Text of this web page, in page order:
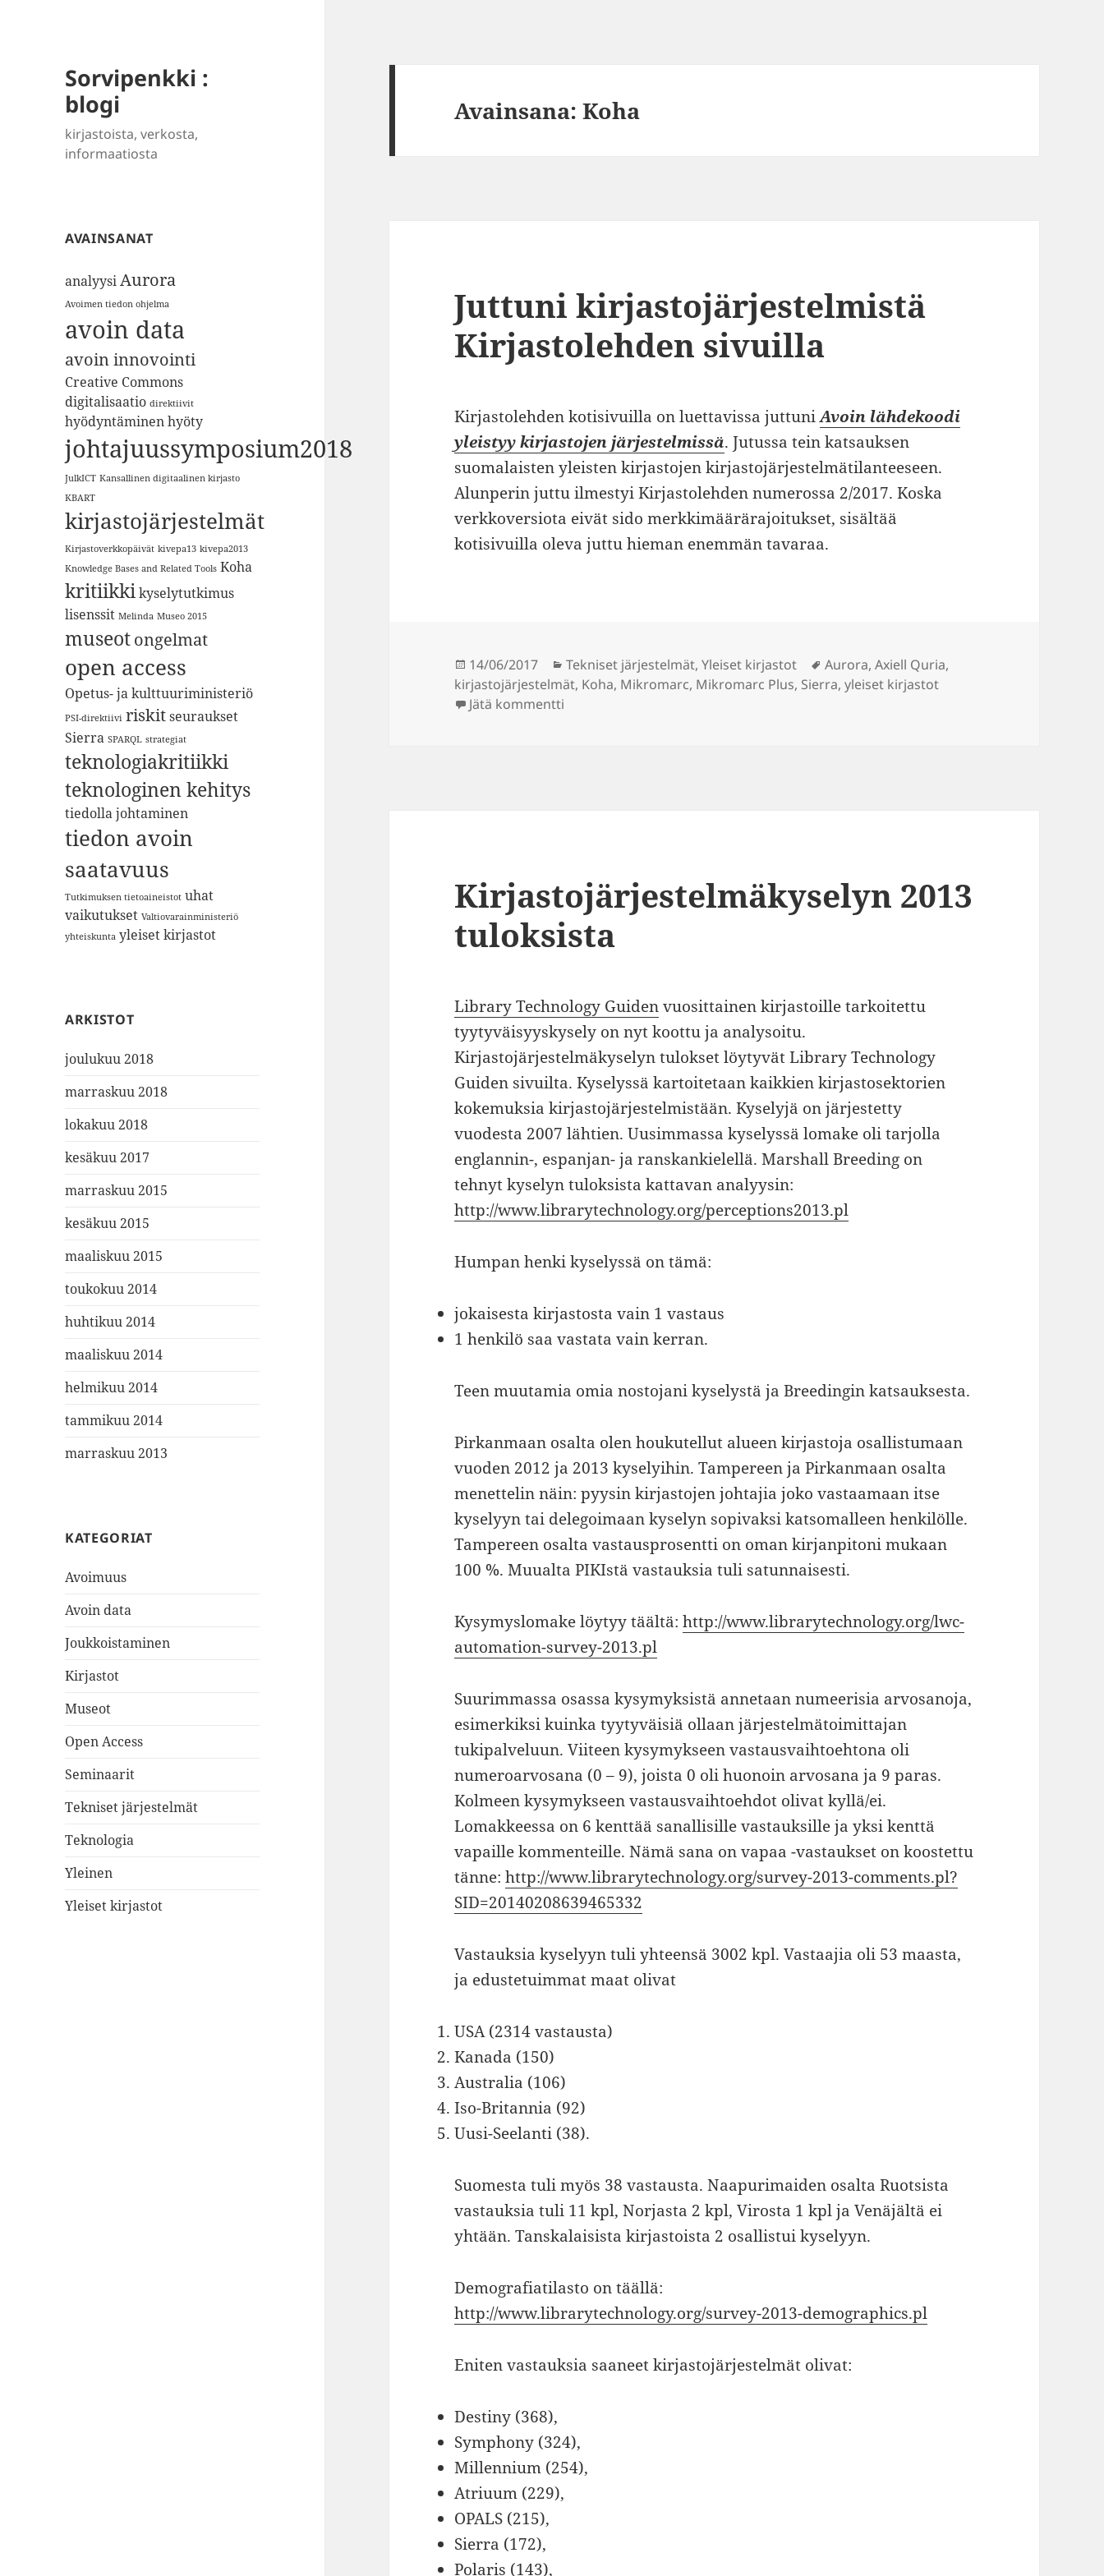
Sorvipenkki :
blogi
kirjastoista, verkosta,
informaatiosta
AVAINSANAT
analyysiAurora
Avoimen tiedon ohjelma
avoin data
avoin innovointi
Creative Commons
digitalisaatio direktiivit
hyödyntäminenhyöty
johtajuussymposium2018
JulkICT Kansallinen digitaalinen kirjasto
KBART
kirjastojärjestelmät
Kirjastoverkkopäivät kivepa13 kivepa2013
Knowledge Bases and Related Tools Koha
kritiikkikyselytutkimus
lisenssit Melinda Museo 2015
museotongelmat
open access
Opetus- ja kulttuuriministeriö
PSI-direktiivi riskitseuraukset
Sierra SPARQL strategiat
teknologiakritiikki
teknologinen kehitys
tiedolla johtaminen
tiedon avoin
saatavuus
Tutkimuksen tietoaineistot uhat
vaikutukset Valtiovarainministeriö
yhteiskunta yleiset kirjastot
ARKISTOT
joulukuu 2018
marraskuu 2018
lokakuu 2018
kesäkuu 2017
marraskuu 2015
kesäkuu 2015
maaliskuu 2015
toukokuu 2014
huhtikuu 2014
maaliskuu 2014
helmikuu 2014
tammikuu 2014
marraskuu 2013
KATEGORIAT
Avoimuus
Avoin data
Joukkoistaminen
Kirjastot
Museot
Open Access
Seminaarit
Tekniset järjestelmät
Teknologia
Yleinen
Yleiset kirjastot
Avainsana:Koha
Juttuni kirjastojärjestelmistä
Kirjastolehden sivuilla
Kirjastolehden kotisivuilla on luettavissa juttuniAvoin lähdekoodi
yleistyy kirjastojen järjestelmissä. Jutussa tein katsauksen
suomalaisten yleisten kirjastojen kirjastojärjestelmätilanteeseen.
Alunperin juttu ilmestyi Kirjastolehden numerossa 2/2017. Koska
verkkoversiota eivät sido merkkimäärärajoitukset, sisältää
kotisivuilla oleva juttu hieman enemmän tavaraa.
Julkaistu
14/06/2017 Kategoriat
Tekniset järjestelmät,Yleiset kirjastot Avainsanat
Aurora,Axiell Quria,
kirjastojärjestelmät, Koha, Mikromarc, Mikromarc Plus, Sierra,yleiset kirjastot
Jätä kommentti
Kirjastojärjestelmäkyselyn 2013
tuloksista
Library Technology Guidenvuosittainen kirjastoille tarkoitettu
tyytyväisyyskysely on nyt koottu ja analysoitu.
Kirjastojärjestelmäkyselyn tulokset löytyvät Library Technology
Guiden sivuilta. Kyselyssä kartoitetaan kaikkien kirjastosektorien
kokemuksia kirjastojärjestelmistään. Kyselyjä on järjestetty
vuodesta 2007 lähtien. Uusimmassa kyselyssä lomake oli tarjolla
englannin-, espanjan- ja ranskankielellä. Marshall Breeding on
tehnyt kyselyn tuloksista kattavan analyysin:
http://www.librarytechnology.org/perceptions2013.pl
Humpan henki kyselyssä on tämä:
jokaisesta kirjastosta vain 1 vastaus
1 henkilö saa vastata vain kerran.
Teen muutamia omia nostojani kyselystä ja Breedingin katsauksesta.
Pirkanmaan osalta olen houkutellut alueen kirjastoja osallistumaan
vuoden 2012 ja 2013 kyselyihin. Tampereen ja Pirkanmaan osalta
menettelin näin: pyysin kirjastojen johtajia joko vastaamaan itse
kyselyyn tai delegoimaan kyselyn sopivaksi katsomalleen henkilölle.
Tampereen osalta vastausprosentti on oman kirjanpitoni mukaan
100 %. Muualta PIKIstä vastauksia tuli satunnaisesti.
Kysymyslomake löytyy täältä:http://www.librarytechnology.org/lwc-
automation-survey-2013.pl
Suurimmassa osassa kysymyksistä annetaan numeerisia arvosanoja,
esimerkiksi kuinka tyytyväisiä ollaan järjestelmätoimittajan
tukipalveluun. Viiteen kysymykseen vastausvaihtoehtona oli
numeroarvosana (0 – 9), joista 0 oli huonoin arvosana ja 9 paras.
Kolmeen kysymykseen vastausvaihtoehdot olivat kyllä/ei.
Lomakkeessa on 6 kenttää sanallisille vastauksille ja yksi kenttä
vapaille kommenteille. Nämä sana on vapaa -vastaukset on koostettu
tänne:http://www.librarytechnology.org/survey-2013-comments.pl?
SID=20140208639465332
Vastauksia kyselyyn tuli yhteensä 3002 kpl. Vastaajia oli 53 maasta,
ja edustetuimmat maat olivat
USA (2314 vastausta)
Kanada (150)
Australia (106)
Iso-Britannia (92)
Uusi-Seelanti (38).
Suomesta tuli myös 38 vastausta. Naapurimaiden osalta Ruotsista
vastauksia tuli 11 kpl, Norjasta 2 kpl, Virosta 1 kpl ja Venäjältä ei
yhtään. Tanskalaisista kirjastoista 2 osallistui kyselyyn.
Demografiatilasto on täällä:
http://www.librarytechnology.org/survey-2013-demographics.pl
Eniten vastauksia saaneet kirjastojärjestelmät olivat:
Destiny (368),
Symphony (324),
Millennium (254),
Atriuum (229),
OPALS (215),
Sierra (172),
Polaris (143),